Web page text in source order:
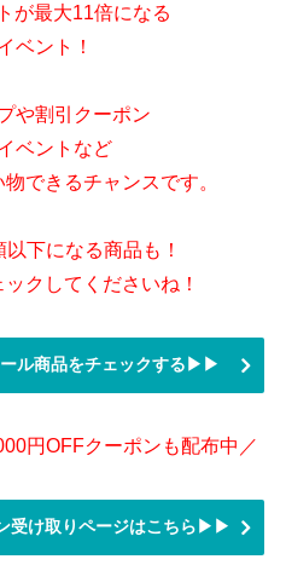
が最大11倍になる
ベント！
や割引クーポン
ベントなど
できるチャンスです。
下になる商品も！
クしてくださいね！
ル商品をチェックする▶▶
円OFFクーポンも配布中／
受け取りページはこちら▶▶